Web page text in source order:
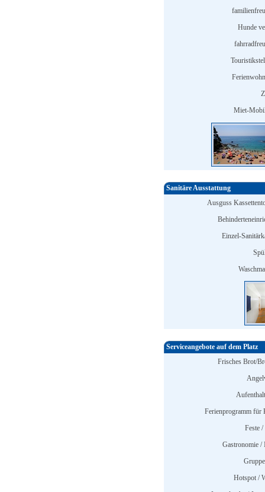
Hunde
Miet-
Sanitäre Ausstattung
Ausguss
Einzel-
Serviceangebote auf dem Platz
Frisches Brot/
Ferienprogramm für
Feste
Gastronomie /
Hotspot /